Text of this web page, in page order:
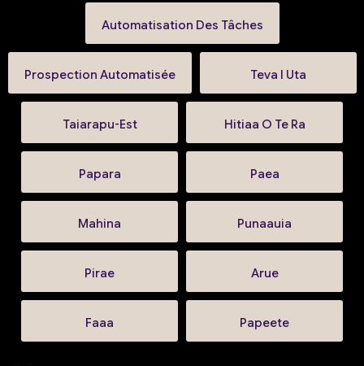
Automatisation Des Tâches
Prospection Automatisée Teva I Uta
Taiarapu-Est Hitiaa O Te Ra
Papara Paea
Mahina Punaauia
Pirae Arue
Faaa Papeete